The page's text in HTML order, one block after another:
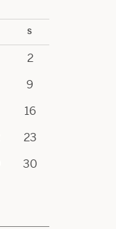
S
2
9
16
23
30